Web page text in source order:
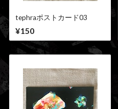
tephraポストカード03
¥150